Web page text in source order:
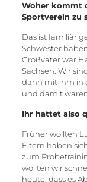
Woher kommt
Sportverein zu
Das ist familiär
Schwester
Großvater war
Sachsen. Wir
dann mit ihm in
und damit
Ihr hattet also
Früher wollten
Eltern haben
zum
wollten wir
heute, dass es